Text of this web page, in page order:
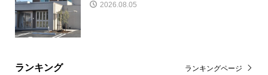
2026.08.05
ランキング ランキングページ